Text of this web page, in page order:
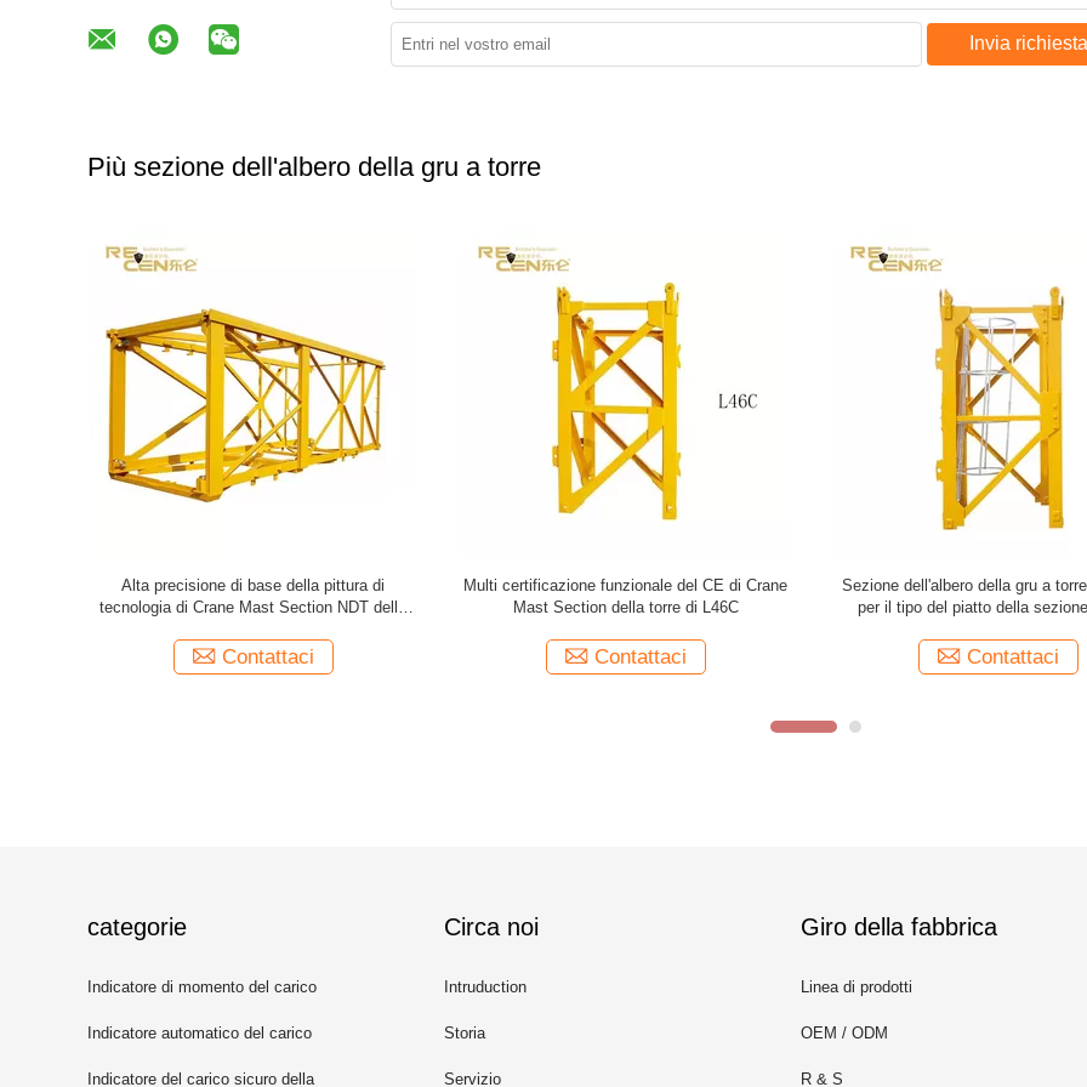
Invia richiesta
Più sezione dell'albero della gru a torre
Torre Crane Mast Section Luffing And Topkit di
L46A1 Yongmao
Contattaci
Parti di Crane Spare Parts Construction Spare
della torre della sezione dell'albero L68A1
Contattaci
Torre Crane Mast Section Part di
L68B3 L69
Contattaci
categorie
Indicatore di momento del carico
della gru a torre
Indicatore automatico del carico
sicuro
Indicatore del carico sicuro della
Circa noi
Intruduction
Storia
Servizio
Giro della fabbrica
Linea di prodotti
OEM / ODM
R & S